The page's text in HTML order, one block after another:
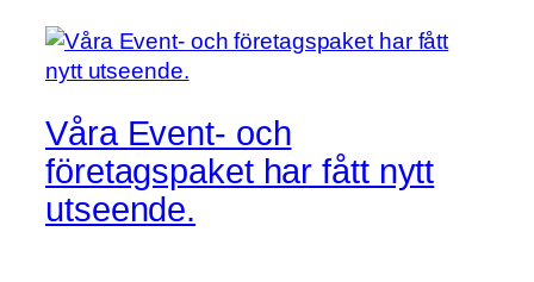
Våra Event- och
företagspaket har fått nytt
utseende.